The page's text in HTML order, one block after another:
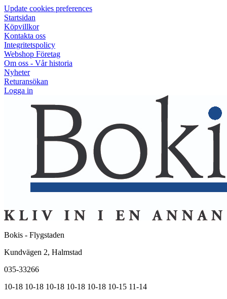
Update cookies preferences
Startsidan
Köpvillkor
Kontakta oss
Integritetspolicy
Webshop Företag
Om oss - Vår historia
Nyheter
Returansökan
Logga in
Bokis - Flygstaden
Kundvägen 2, Halmstad
035-33266
10-18 10-18 10-18 10-18 10-18 10-15 11-14